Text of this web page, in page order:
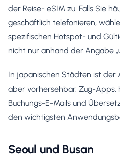
der Reise- eSIM zu. Falls Sie
geschäftlich telefonieren,
spezifischen Hotspot- und
nicht nur anhand der Angabe
In japanischen Städten ist der
aber vorhersehbar. Zug-Apps,
Buchungs-E-Mails und
den wichtigsten
Seoul und Busan